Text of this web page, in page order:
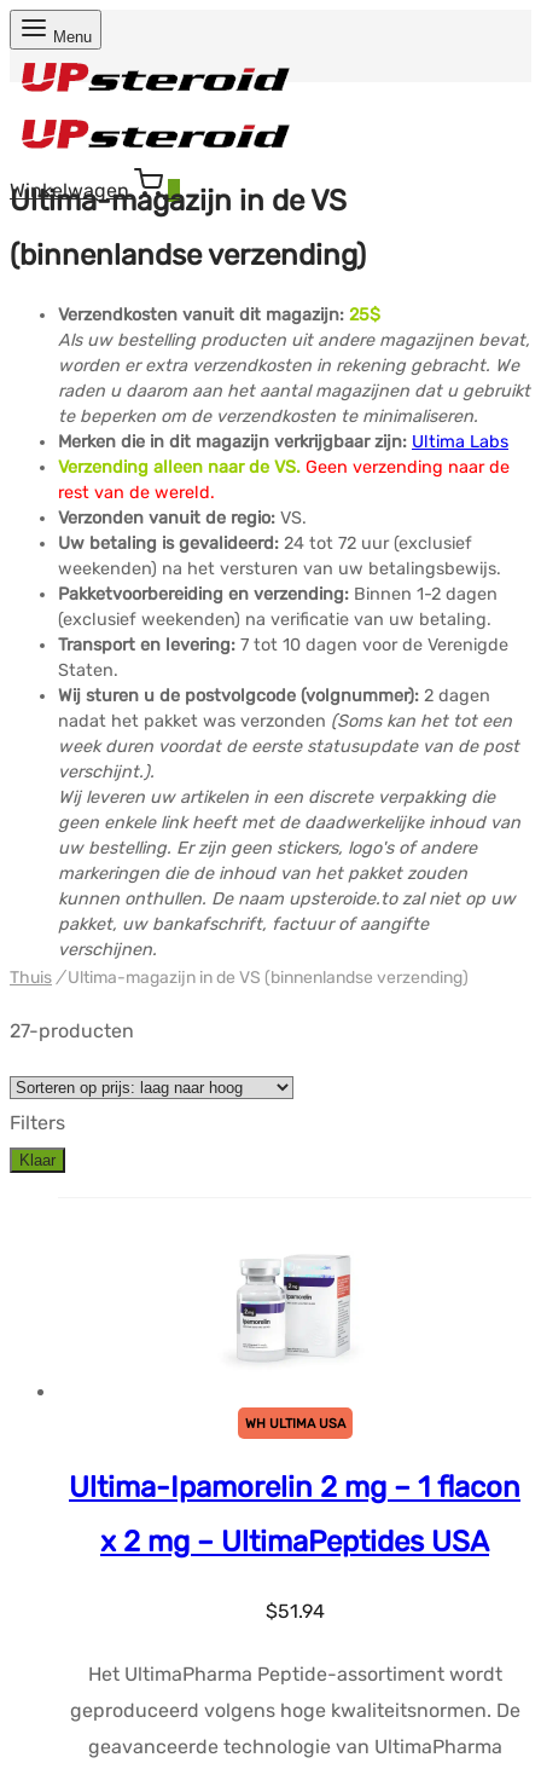
Menu
Winkelwagen 0
Ultima-magazijn in de VS
(binnenlandse verzending)
Verzendkosten vanuit dit magazijn: 25$
Als uw bestelling producten uit andere magazijnen bevat,
worden er extra verzendkosten in rekening gebracht. We
raden u daarom aan het aantal magazijnen dat u gebruikt
te beperken om de verzendkosten te minimaliseren.
Merken die in dit magazijn verkrijgbaar zijn: Ultima Labs
Verzending alleen naar de VS. Geen verzending naar de
rest van de wereld.
Verzonden vanuit de regio: VS.
Uw betaling is gevalideerd: 24 tot 72 uur (exclusief
weekenden) na het versturen van uw betalingsbewijs.
Pakketvoorbereiding en verzending: Binnen 1-2 dagen
(exclusief weekenden) na verificatie van uw betaling.
Transport en levering: 7 tot 10 dagen voor de Verenigde
Staten.
Wij sturen u de postvolgcode (volgnummer): 2 dagen
nadat het pakket was verzonden (Soms kan het tot een
week duren voordat de eerste statusupdate van de post
verschijnt.).
Wij leveren uw artikelen in een discrete verpakking die
geen enkele link heeft met de daadwerkelijke inhoud van
uw bestelling. Er zijn geen stickers, logo's of andere
markeringen die de inhoud van het pakket zouden
kunnen onthullen. De naam upsteroide.to zal niet op uw
pakket, uw bankafschrift, factuur of aangifte
verschijnen.
Thuis /Ultima-magazijn in de VS (binnenlandse verzending)
27-producten
Filters
Klaar
WH ULTIMA USA
Ultima-Ipamorelin 2 mg – 1 flacon
x 2 mg – UltimaPeptides USA
$51.94
Het UltimaPharma Peptide-assortiment wordt
geproduceerd volgens hoge kwaliteitsnormen. De
geavanceerde technologie van UltimaPharma